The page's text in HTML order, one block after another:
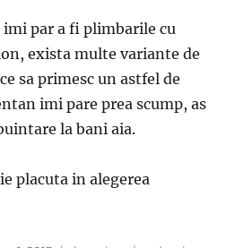
imi par a fi plimbarile cu
exista multe variante de
sa primesc un astfel de
imi pare prea scump, as
la bani aia.
placuta in alegerea